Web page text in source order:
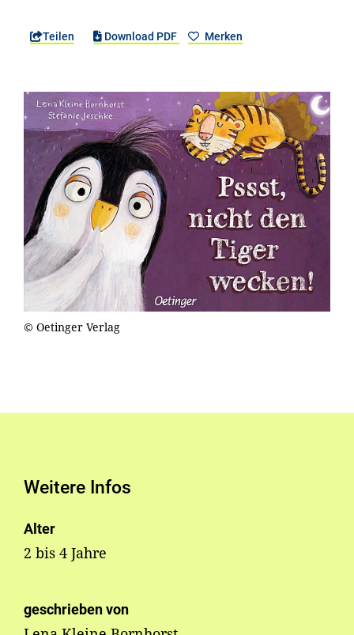
Teilen Download PDF Merken
© Oetinger Verlag
Weitere Infos
Alter
2 bis 4 Jahre
geschrieben von